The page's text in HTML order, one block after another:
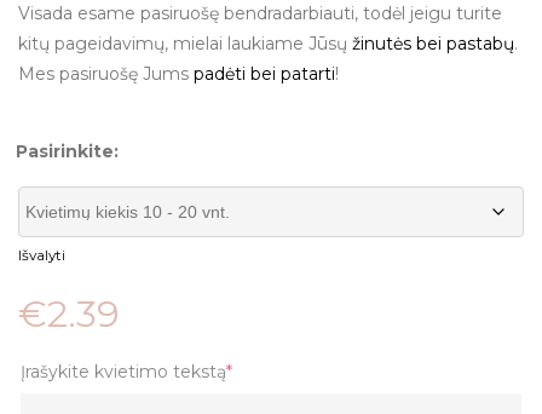
Visada esame pasiruošę bendradarbiauti, todėl jeigu turite
kitų pageidavimų, mielai laukiame Jūsų žinutės bei pastabų.
Mes pasiruošę Jums padėti bei patarti!
Pasirinkite:
Išvalyti
€2.39
Įrašykite kvietimo tekstą*